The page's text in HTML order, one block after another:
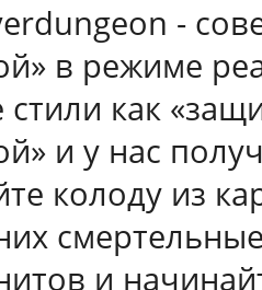
-
в режиме
как
и у нас
колоду из
и